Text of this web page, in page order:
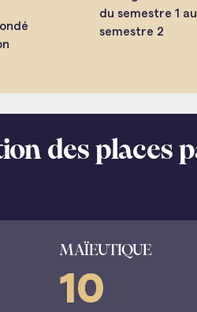
du semestre 1 au
semestre 2
des places
MAÏEUTIQUE
10